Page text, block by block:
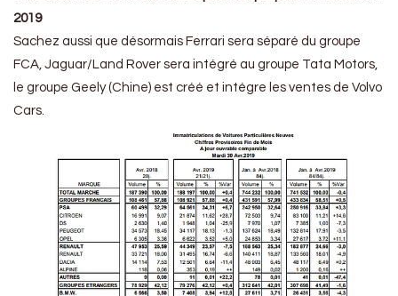
2019
Sachez aussi que désormais Ferrari sera séparé du groupe
FCA, Jaguar/Land Rover sera intégré au groupe Tata Motors,
le groupe Geely (Chine) est créé et intégre les ventes de Volvo
Cars.